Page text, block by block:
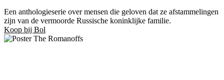
Een anthologieserie over mensen die geloven dat ze afstammelingen
zijn van de vermoorde Russische koninklijke familie.
Koop bij Bol